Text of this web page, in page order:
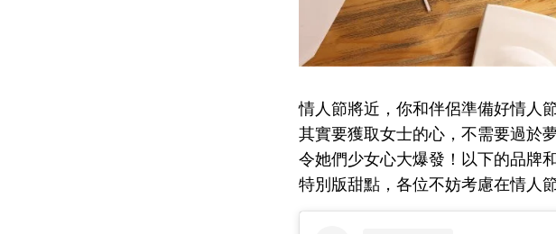
情人節將近，你和伴侶準備好情人
其實要獲取女士的心，不需要過於
令她們少女心大爆發！以下的品牌
特別版甜點，各位不妨考慮在情人